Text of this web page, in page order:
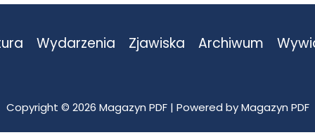
Wydarzenia Zjawiska Archiwum
Copyright © 2026 Magazyn PDF | Powered by Magazyn PDF